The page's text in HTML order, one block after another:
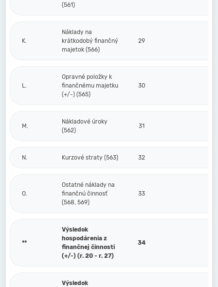
(561)
K.
Náklady na
krátkodobý finančný
majetok (566)
29
L.
Opravné položky k
finančnému majetku
(+/-) (565)
30
M.
Nákladové úroky
(562)
31
N. Kurzové straty (563) 32
O.
Ostatné náklady na
finančnú činnosť
(568, 569)
33
**
Výsledok
hospodárenia z
finančnej činnosti
(+/-) (r. 20 - r. 27)
34
Výsledok